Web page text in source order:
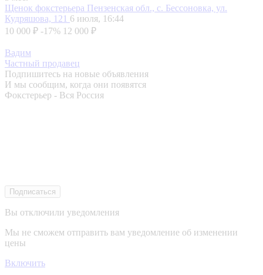
Щенок фокстерьера Пензенская обл., с. Бессоновка, ул.
Кудряшова, 121 6 июля, 16:44
10 000 ₽ -17% 12 000 ₽
Вадим
Частный продавец
Подпишитесь на новые объявления
И мы сообщим, когда они появятся
Фокстерьер - Вся Россия
Подписаться
Вы отключили уведомления
Мы не сможем отправить вам уведомление об изменении
цены
Включить